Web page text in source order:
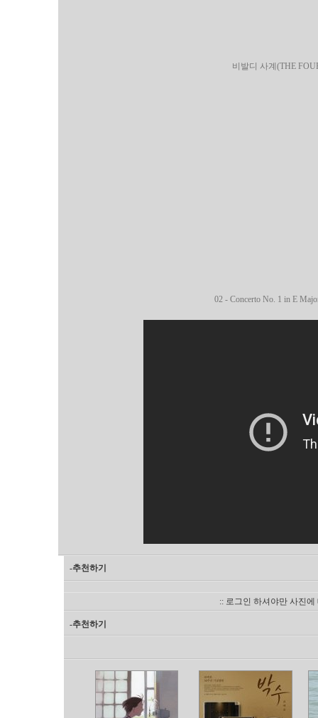
비발디 사계(THE
02 - Concerto No. 1 in E
-추천하기
:: 로그인 하셔야만 사진
-추천하기